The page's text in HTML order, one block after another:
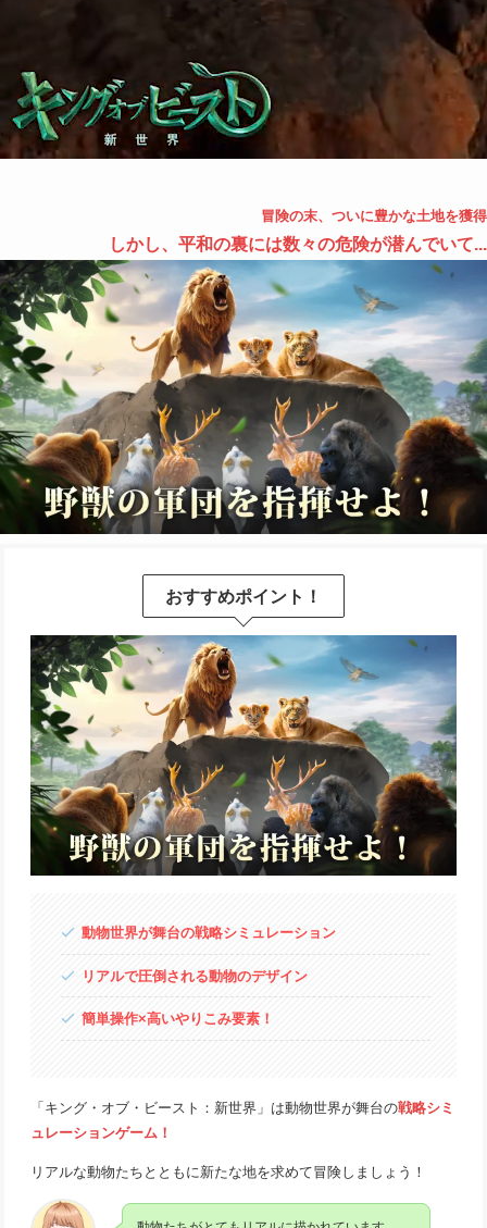
冒険の末、ついに豊かな土地を獲得
しかし、平和の裏には数々の危険が潜んでいて...
おすすめポイント！
動物世界が舞台の戦略シミュレーション
リアルで圧倒される動物のデザイン
簡単操作×高いやりこみ要素！
「キング・オブ・ビースト：新世界」は動物世界が舞台の戦略シミ
ュレーションゲーム！
リアルな動物たちとともに新たな地を求めて冒険しましょう！